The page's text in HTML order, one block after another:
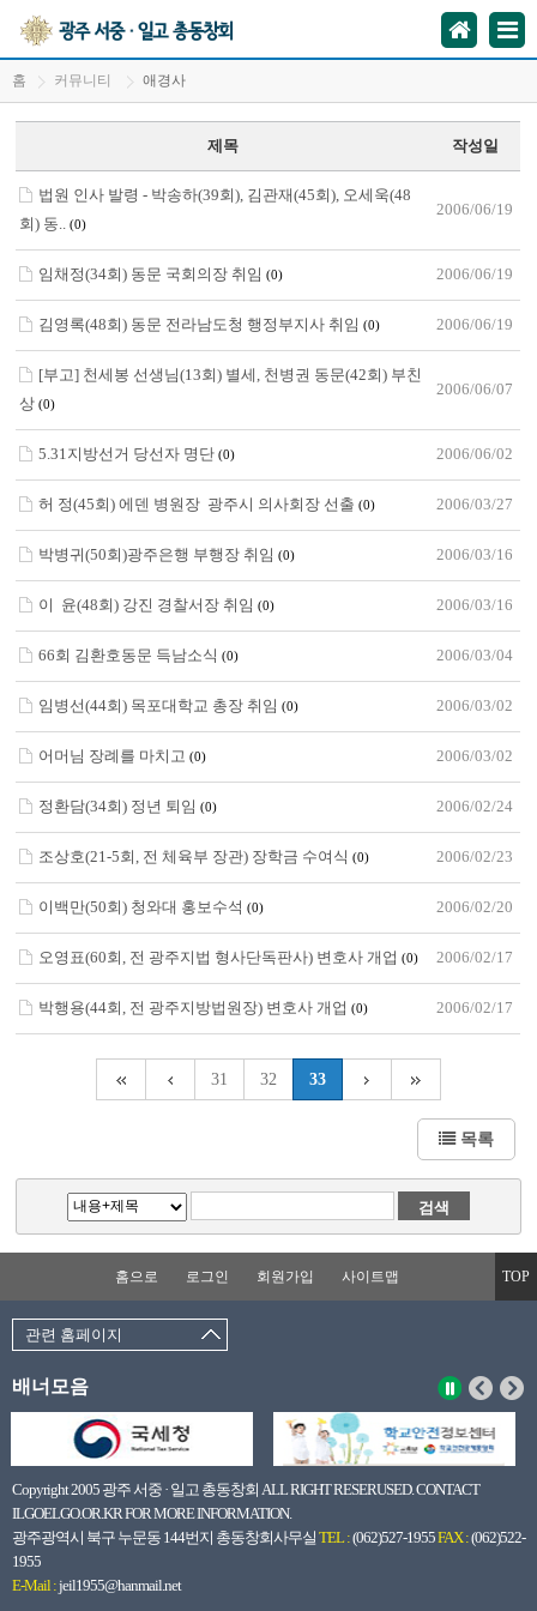
홈 커뮤니티 애경사
제목 작성일
법원 인사 발령 - 박송하(39회), 김관재(45회), 오세욱(48
회) 동..(0)
2006/06/19
임채정(34회) 동문 국회의장 취임(0) 2006/06/19
김영록(48회) 동문 전라남도청 행정부지사 취임(0) 2006/06/19
[부고] 천세봉 선생님(13회) 별세, 천병권 동문(42회) 부친
상(0)
2006/06/07
5.31지방선거 당선자 명단(0) 2006/06/02
허 정(45회) 에덴 병원장 광주시 의사회장 선출(0) 2006/03/27
박병귀(50회)광주은행 부행장 취임(0) 2006/03/16
이 윤(48회) 강진 경찰서장 취임(0) 2006/03/16
66회 김환호동문 득남소식(0) 2006/03/04
임병선(44회) 목포대학교 총장 취임(0) 2006/03/02
어머님 장례를 마치고(0) 2006/03/02
정환담(34회) 정년 퇴임(0) 2006/02/24
조상호(21-5회, 전 체육부 장관) 장학금 수여식(0) 2006/02/23
이백만(50회) 청와대 홍보수석(0) 2006/02/20
오영표(60회, 전 광주지법 형사단독판사) 변호사 개업(0) 2006/02/17
박행용(44회, 전 광주지방법원장) 변호사 개업(0) 2006/02/17
31 32 33
목록
홈으로 로그인 회원가입 사이트맵 TOP
관련 홈페이지
배너모음
Copyright 2005 광주 서중 · 일고 총동창회 ALL RIGHT RESERUSED. CONTACT
ILGOELGO.OR.KR FOR MORE INFORMATION.
광주광역시 북구 누문동 144번지 총동창회사무실 TEL :(062)527-1955FAX :(062)522-
1955
E-Mail :jeil1955@hanmail.net